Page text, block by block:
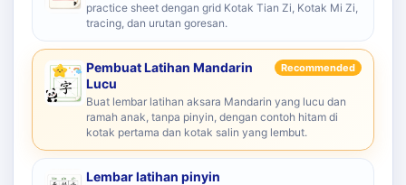
practice sheet dengan grid Kotak Tian Zi, Kotak Mi Zi,
tracing, dan urutan goresan.
Pembuat Latihan Mandarin
Lucu
Recommended
Buat lembar latihan aksara Mandarin yang lucu dan
ramah anak, tanpa pinyin, dengan contoh hitam di
kotak pertama dan kotak salin yang lembut.
Lembar latihan pinyin